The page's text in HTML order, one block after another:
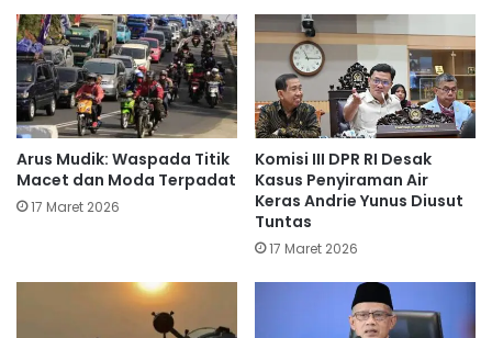
Arus Mudik: Waspada Titik
Macet dan Moda Terpadat
17 Maret 2026
Komisi III DPR RI Desak
Kasus Penyiraman Air
Keras Andrie Yunus Diusut
Tuntas
17 Maret 2026